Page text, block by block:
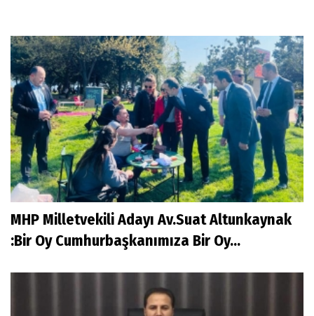
MHP Milletvekili Adayı Av.Suat Altunkaynak
:Bir Oy Cumhurbaşkanımıza Bir Oy...